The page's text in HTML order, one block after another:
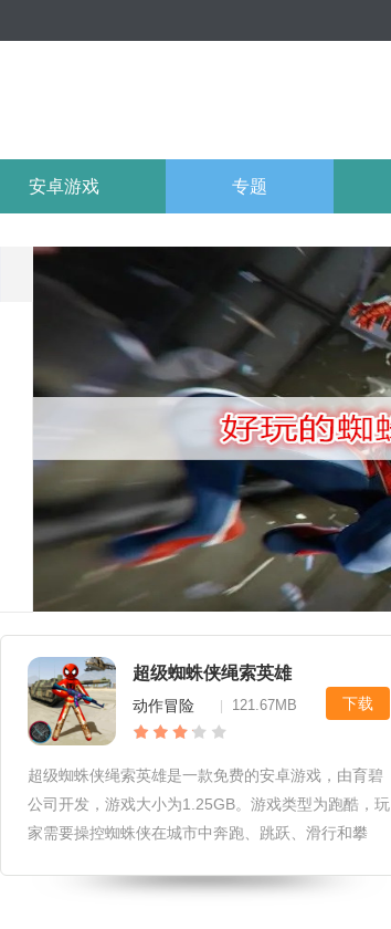
安卓游戏 专题
超级蜘蛛侠绳索英雄
动作冒险 121.67MB 下载
超级蜘蛛侠绳索英雄是一款免费的安卓游戏，由育碧
公司开发，游戏大小为1.25GB。游戏类型为跑酷，玩
家需要操控蜘蛛侠在城市中奔跑、跳跃、滑行和攀
事非常精彩，蜘蛛侠将与他的朋友和敌人展开一场激